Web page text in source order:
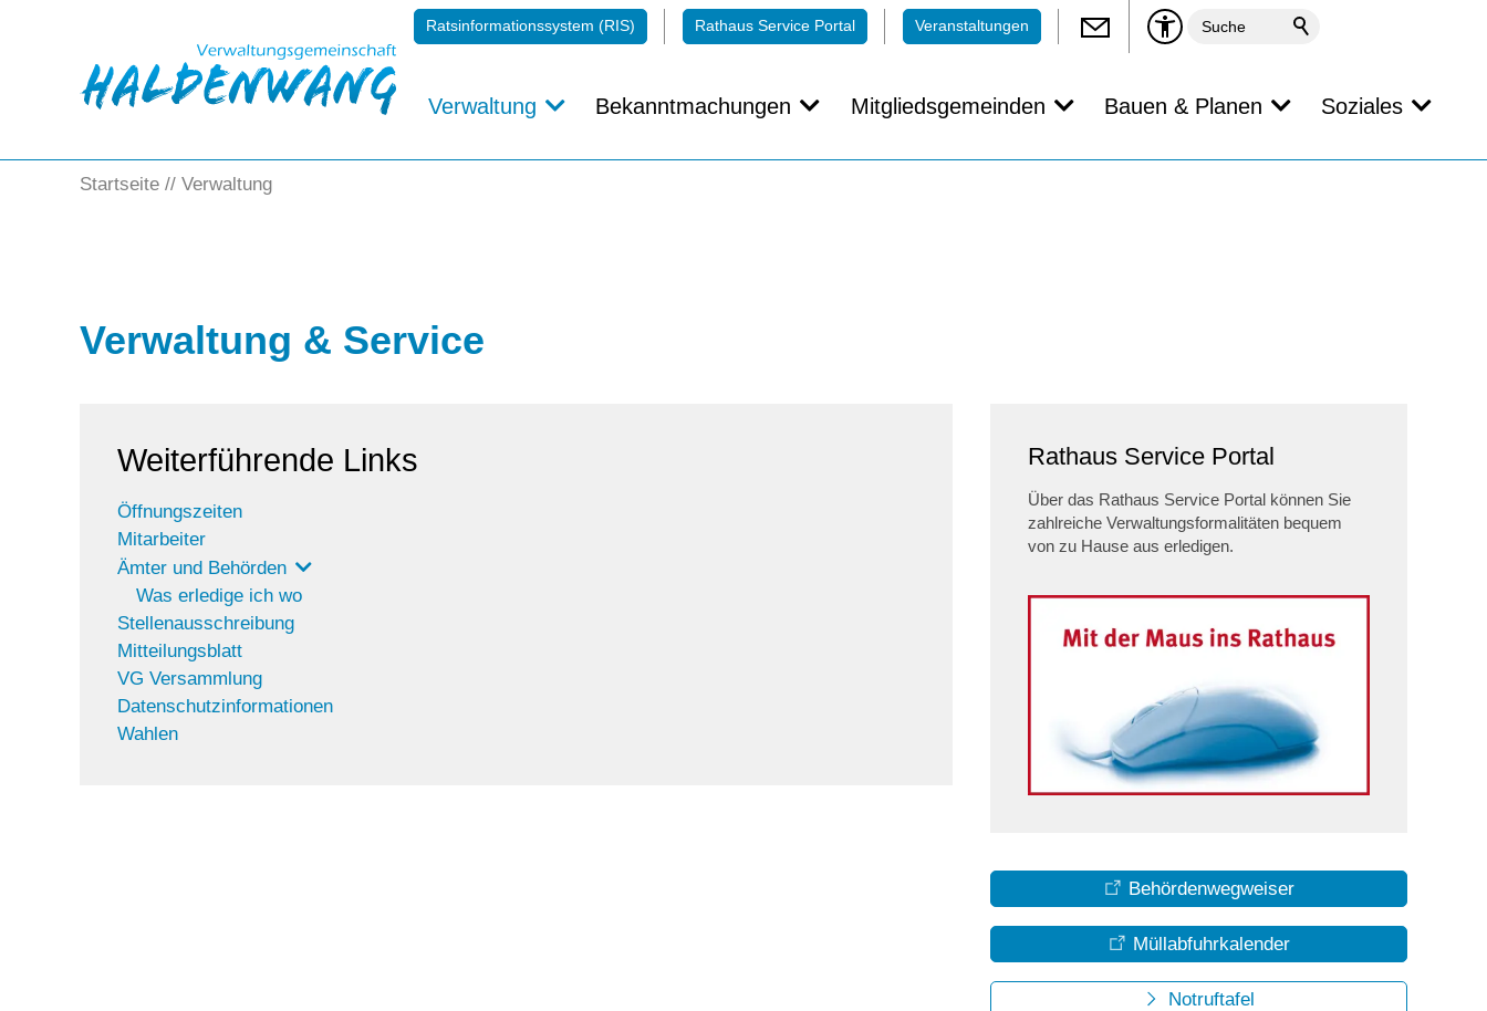
Ratsinformationssystem (RIS) Rathaus Service Portal Veranstaltungen
Verwaltung Bekanntmachungen Mitgliedsgemeinden Bauen & Planen Soziales
Startseite Verwaltung
Verwaltung & Service
Weiterführende Links
Öffnungszeiten
Mitarbeiter
Ämter und Behörden
Was erledige ich wo
Stellenausschreibung
Mitteilungsblatt
VG Versammlung
Datenschutzinformationen
Wahlen
Rathaus Service Portal
Über das Rathaus Service Portal können Sie
zahlreiche Verwaltungsformalitäten bequem
von zu Hause aus erledigen.
Behördenwegweiser
Müllabfuhrkalender
Notruftafel